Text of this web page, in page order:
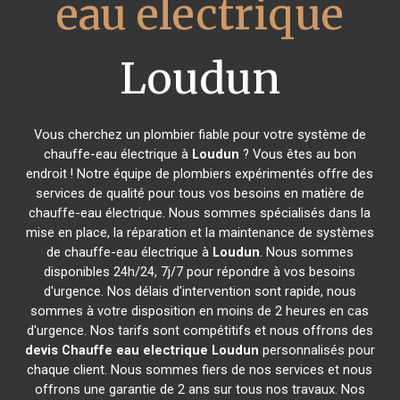
eau electrique
Loudun
Vous cherchez un plombier fiable pour votre système de
chauffe-eau électrique à Loudun ? Vous êtes au bon
endroit ! Notre équipe de plombiers expérimentés offre des
services de qualité pour tous vos besoins en matière de
chauffe-eau électrique. Nous sommes spécialisés dans la
mise en place, la réparation et la maintenance de systèmes
de chauffe-eau électrique à Loudun. Nous sommes
disponibles 24h/24, 7j/7 pour répondre à vos besoins
d'urgence. Nos délais d'intervention sont rapide, nous
sommes à votre disposition en moins de 2 heures en cas
d'urgence. Nos tarifs sont compétitifs et nous offrons des
devis Chauffe eau electrique Loudun personnalisés pour
chaque client. Nous sommes fiers de nos services et nous
offrons une garantie de 2 ans sur tous nos travaux. Nos